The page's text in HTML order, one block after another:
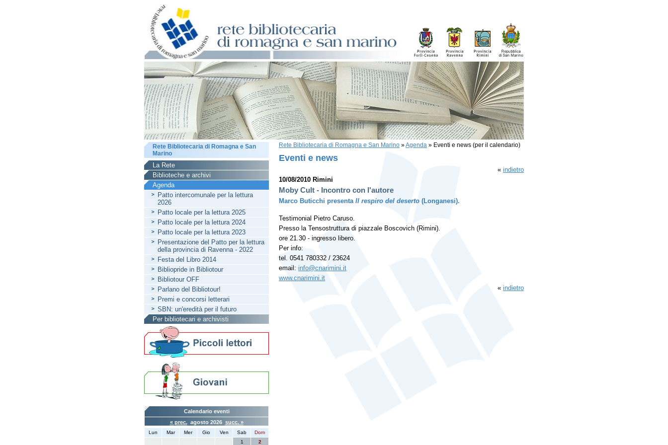
Rete Bibliotecaria di Romagna e San Marino »Agenda » Eventi e news (per il calendario)
Eventi e news
« indietro
10/08/2010 Rimini
Moby Cult - Incontro con l'autore
Marco Buticchi presenta Il respiro del deserto (Longanesi).
Testimonial Pietro Caruso.
Presso la Tensostruttura di piazzale Boscovich (Rimini).
ore 21.30 - ingresso libero.
Per info:
tel. 0541 780332 / 23624
email: info@cnarimini.it
www.cnarimini.it
« indietro
Rete Bibliotecaria di Romagna e San
Marino
La Rete
Biblioteche e archivi
Agenda
Patto intercomunale per la lettura
2026
Patto locale per la lettura 2025
Patto locale per la lettura 2024
Patto locale per la lettura 2023
Presentazione del Patto per la lettura
della provincia di Ravenna - 2022
Festa del Libro 2014
Bibliopride in Bibliotour
Bibliotour OFF
Parlano del Bibliotour!
Premi e concorsi letterari
SBN: un'eredità per il futuro
Per bibliotecari e archivisti
Calendario eventi
« prec.agosto 2026 succ. »
Lun Mar Mer Gio Ven Sab
Dom
1
2